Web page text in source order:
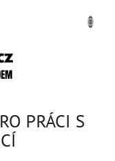
PRÁCI S